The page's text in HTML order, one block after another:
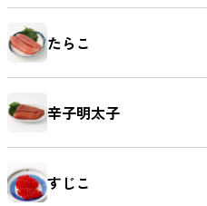
たらこ
辛子明太子
すじこ